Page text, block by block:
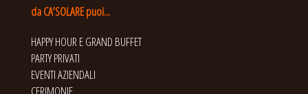
da CA’SOLARE puoi...
HAPPY HOUR E GRAND BUFFET
PARTY PRIVATI
EVENTI AZIENDALI
CERIMONIE